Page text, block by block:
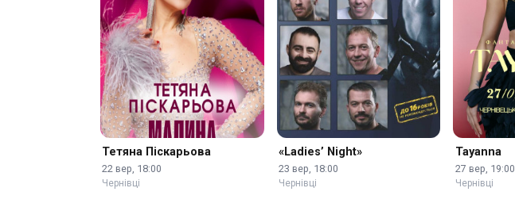
Тетяна Піскарьова
22 вер, 18:00
Чернівці
«Ladies’ Night»
23 вер, 18:00
Чернівці
Tayanna
27 вер, 19:00
Чернівці